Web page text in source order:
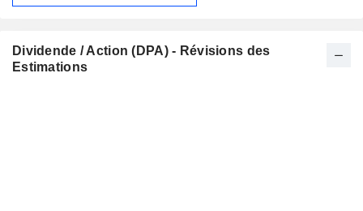
Dividende / Action (DPA) - Révisions des
Estimations